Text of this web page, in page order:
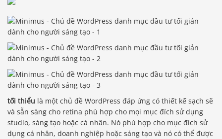
tối thiểu là một chủ đề WordPress đáp ứng có thiết kế sạch sẽ
và sẵn sàng cho retina phù hợp cho mọi mục đích sử dụng
studio, sáng tạo hoặc cá nhân. Nó phù hợp cho mục đích sử
dụng cá nhân, doanh nghiệp hoặc sáng tạo và nó có thể được